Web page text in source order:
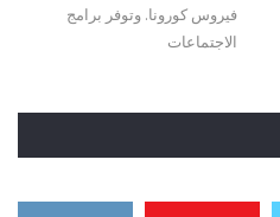
فيروس كورونا. وتوفر برامج
الاجتماعات